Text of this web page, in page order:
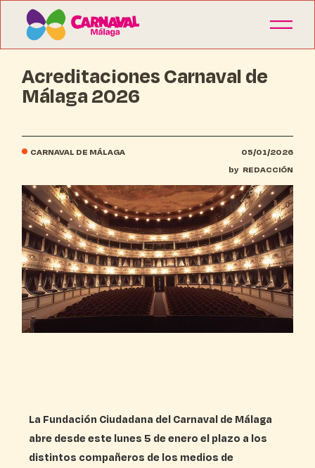
Acreditaciones Carnaval de
Málaga 2026
CARNAVAL DE MÁLAGA
05/01/2026
by REDACCIÓN
La Fundación Ciudadana del Carnaval de Málaga
abre desde este lunes 5 de enero el plazo a los
distintos compañeros de los medios de